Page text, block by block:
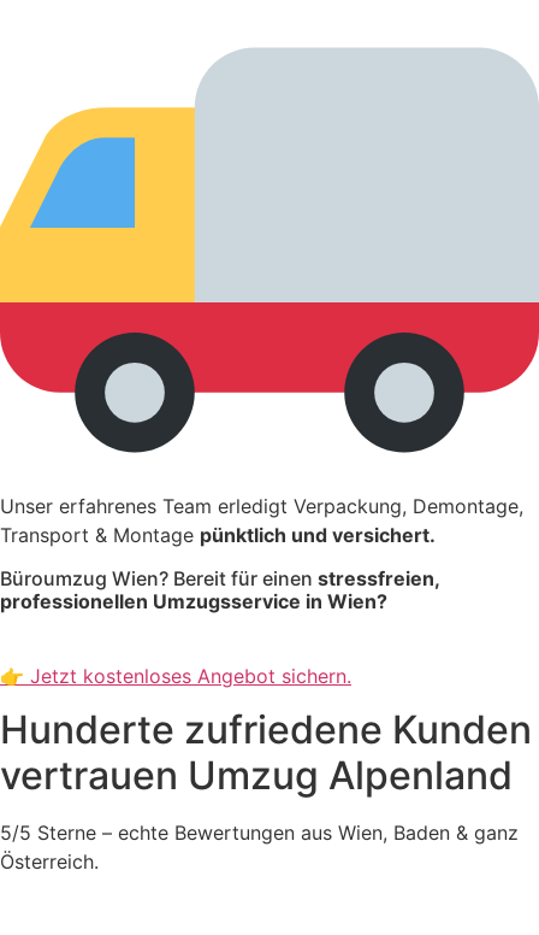
Unser erfahrenes Team erledigt Verpackung, Demontage,
Transport & Montage pünktlich und versichert.
Büroumzug Wien? Bereit für einen stressfreien,
professionellen Umzugsservice in Wien?
👉 Jetzt kostenloses Angebot sichern.
Hunderte zufriedene Kunden
vertrauen Umzug Alpenland
5/5 Sterne – echte Bewertungen aus Wien, Baden & ganz
Österreich.